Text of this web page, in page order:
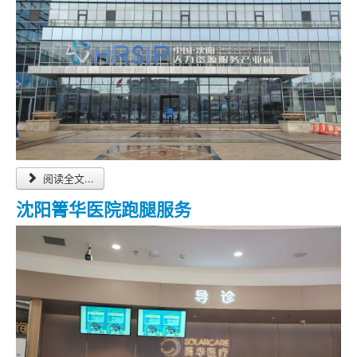
阅读全文...
沈阳箐华医院跑腿服务